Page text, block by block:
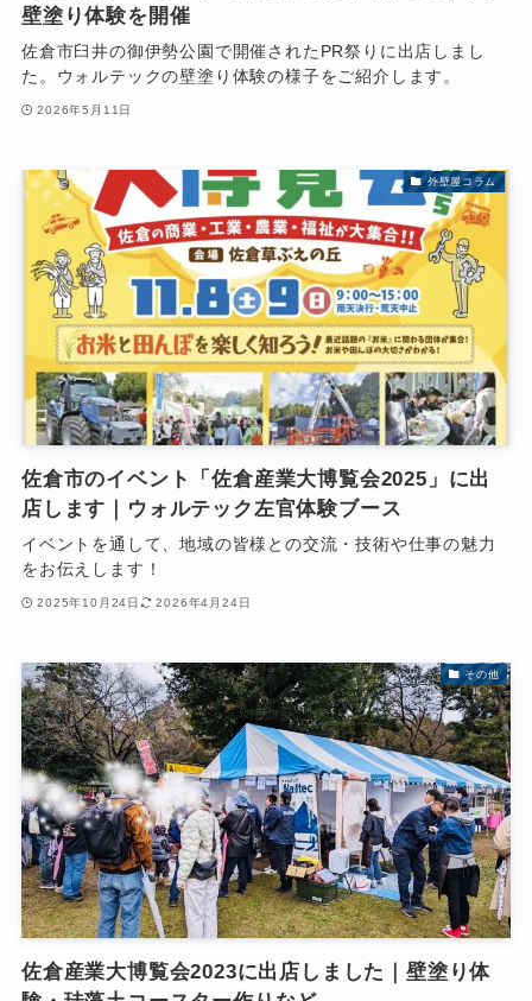
壁塗り体験を開催
佐倉市臼井の御伊勢公園で開催されたPR祭りに出店しまし
た。ウォルテックの壁塗り体験の様子をご紹介します。
2026年5月11日
外壁屋コラム
佐倉市のイベント「佐倉産業大博覧会2025」に出
店します｜ウォルテック左官体験ブース
イベントを通して、地域の皆様との交流・技術や仕事の魅力
をお伝えします！
2025年10月24日 2026年4月24日
その他
佐倉産業大博覧会2023に出店しました｜壁塗り体